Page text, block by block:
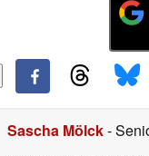
Sascha Mölck-